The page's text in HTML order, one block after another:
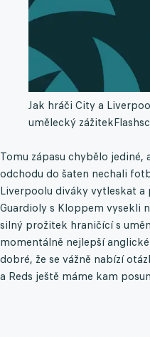
Jak hráči City a
umělecký zážitek
Tomu zápasu chybělo jediné,
odchodu do šaten nechali
Liverpoolu diváky vytleskat
Guardioly s Kloppem vysekli
silný prožitek hraničící s
momentálně nejlepší
dobré, že se vážně nabízí
a Reds ještě máme kam